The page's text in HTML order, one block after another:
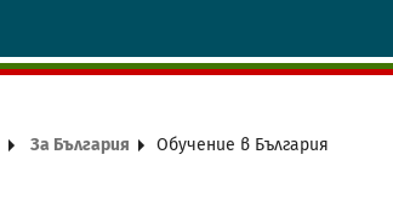
За България Обучение в България